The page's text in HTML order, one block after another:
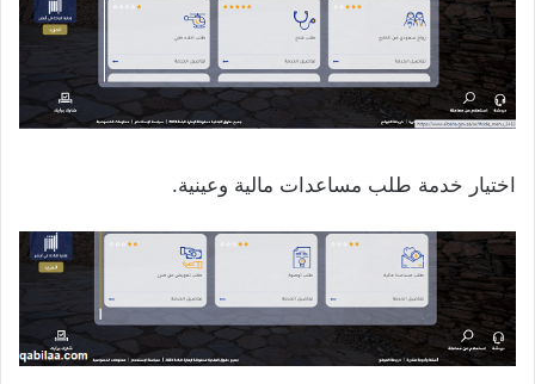
اختيار خدمة طلب مساعدات مالية وعينية.